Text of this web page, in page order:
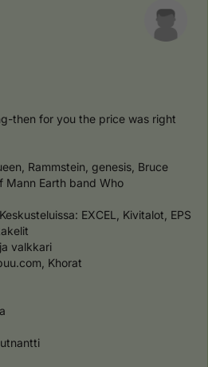
then for you the price was right
Rammstein, genesis, Bruce
Mann Earth band Who
EXCEL, Kivitalot, EPS
valkkari
Khorat